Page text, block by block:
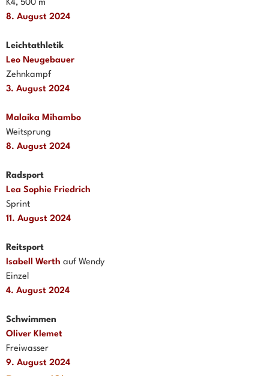
K4, 500 m
8. August 2024
Leichtathletik
Leo Neugebauer
Zehnkampf
3. August 2024
Malaika Mihambo
Weitsprung
8. August 2024
Radsport
Lea Sophie Friedrich
Sprint
11. August 2024
Reitsport
Isabell Werth auf Wendy
Einzel
4. August 2024
Schwimmen
Oliver Klemet
Freiwasser
9. August 2024